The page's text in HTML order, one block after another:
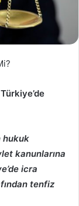
hukuk
kanunlarına
icra
tenfiz